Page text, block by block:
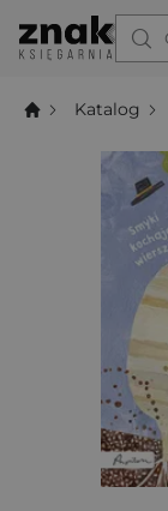
Katalog